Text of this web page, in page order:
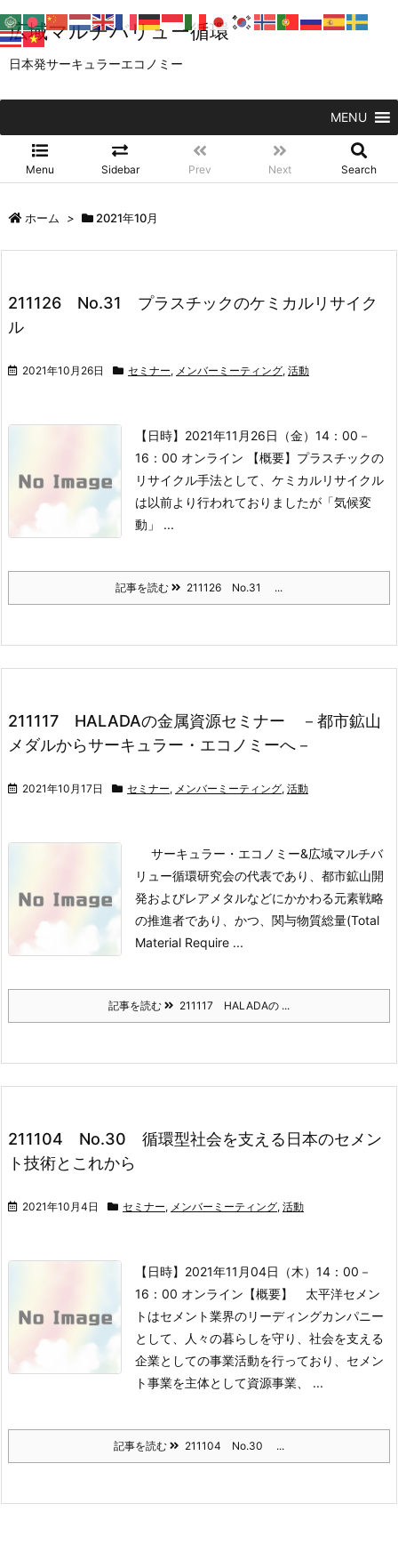
広域マルチバリュー循環
日本発サーキュラーエコノミー
MENU
Menu Sidebar Prev Next Search
ホーム > 2021年10月
211126 No.31 プラスチックのケミカルリサイク
ル
2021年10月26日 セミナー, メンバーミーティング, 活動
【日時】2021年11月26日（金）14：00－
16：00 オンライン
【概要】 プラスチックの
リサイクル手法として、ケミカルリサイクル
は以前より行われておりましたが 「気候変
動」 ...
記事を読む 211126 No.31 ...
211117 HALADAの金属資源セミナー －都市鉱山
メダルからサーキュラー・エコノミーへ－
2021年10月17日 セミナー, メンバーミーティング, 活動
サーキュラー・エコノミー&広域マルチバ
リュー循環研究会の代表であり、都市鉱山開
発およびレアメタルなどにかかわる元素戦略
の推進者であり、かつ、関与物質総量(Total
Material Require ...
記事を読む 211117 HALADAの ...
211104 No.30 循環型社会を支える日本のセメン
ト技術とこれから
2021年10月4日 セミナー, メンバーミーティング, 活動
【日時】2021年11月04日（木）14：00－
16：00 オンライン【概要】 太平洋セメン
トはセメント業界のリーディングカンパニー
として、人々の暮らしを守り、社会を支える
企業としての事業活動を行っており、セメン
ト事業を主体として資源事業、 ...
記事を読む 211104 No.30 ...